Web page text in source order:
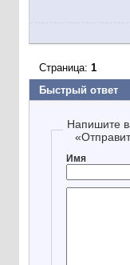
Страница: 1
Быстрый ответ
Напишите
Имя